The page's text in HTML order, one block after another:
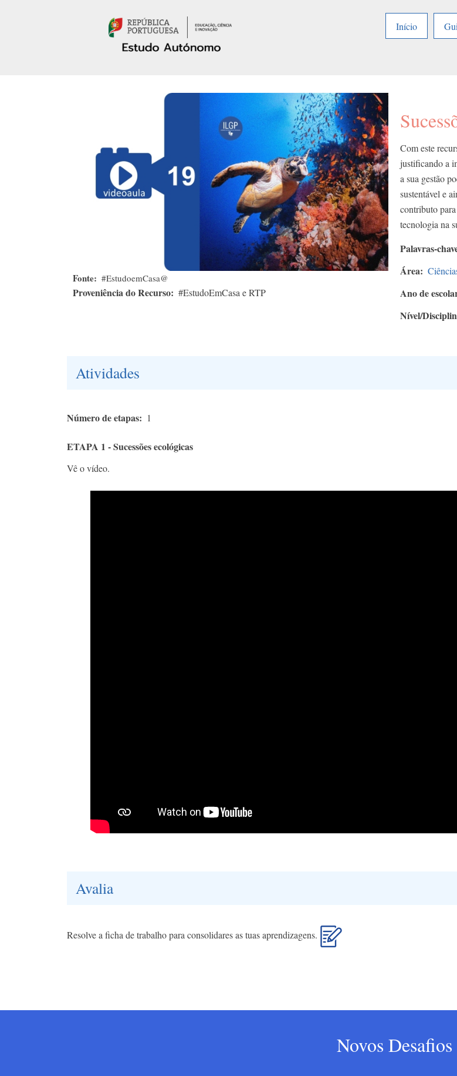
Início
Fonte #EstudoemCasa@
Proveniência do Recurso #EstudoEmCasa e RTP
Com este
justificando a
a sua gestão
sustentável e
contributo
tecnologia na
Palavras-
Área
Ano de
Nível/
Atividades
Número de etapas 1
ETAPA 1 - Sucessões ecológicas
Vê o vídeo.
Avalia
Resolve a ficha de trabalho para consolidares as tuas aprendizagens.
Novos Desafios